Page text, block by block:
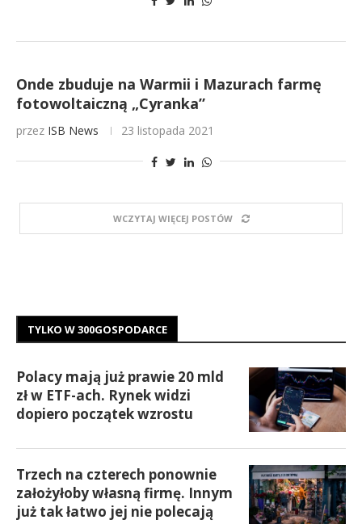
Onde zbuduje na Warmii i Mazurach farmę
fotowoltaiczną „Cyranka”
przez ISB News 23 listopada 2021
WCZYTAJ WIĘCEJ POSTÓW
TYLKO W 300GOSPODARCE
Polacy mają już prawie 20 mld
zł w ETF-ach. Rynek widzi
dopiero początek wzrostu
Trzech na czterech ponownie
założyłoby własną firmę. Innym
już tak łatwo jej nie polecają